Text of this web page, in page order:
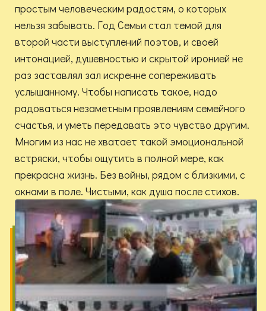
простым человеческим радостям, о которых
нельзя забывать. Год Семьи стал темой для
второй части выступлений поэтов, и своей
интонацией, душевностью и скрытой иронией не
раз заставлял зал искренне сопереживать
услышанному. Чтобы написать такое, надо
радоваться незаметным проявлениям семейного
счастья, и уметь передавать это чувство другим.
Многим из нас не хватает такой эмоциональной
встряски, чтобы ощутить в полной мере, как
прекрасна жизнь. Без войны, рядом с близкими, с
окнами в поле. Чистыми, как душа после стихов.